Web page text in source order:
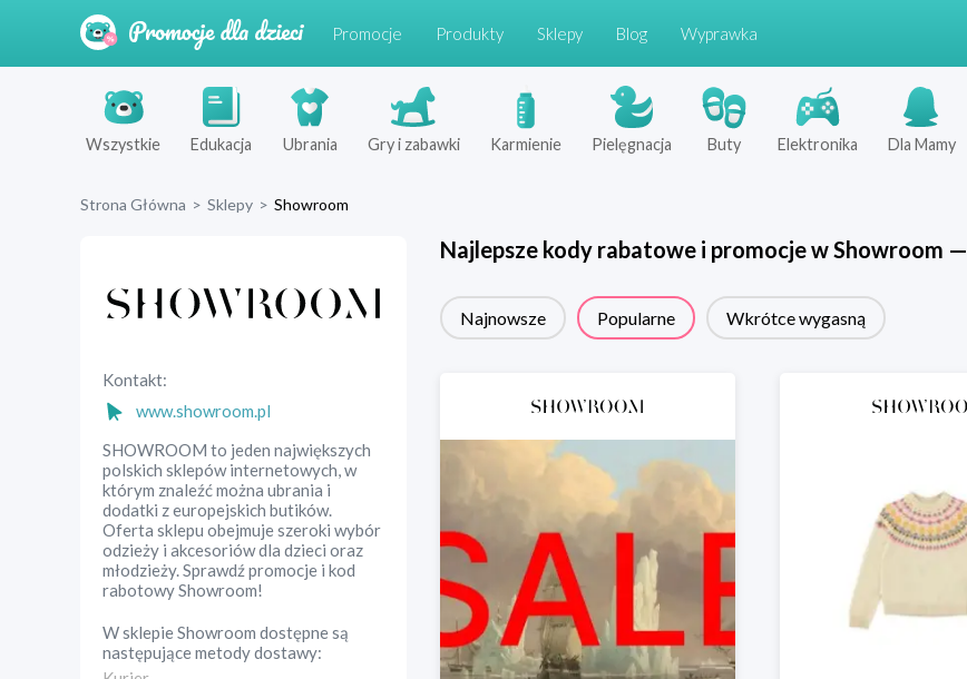
Promocje Produkty Sklepy Blog Wyprawka
Wszystkie Edukacja Ubrania Gry i zabawki Karmienie Pielęgnacja Buty Elektronika Dla Mamy
Strona Główna > Sklepy > Showroom
Kontakt:
www.showroom.pl
SHOWROOM to jeden największych
polskich sklepów internetowych, w
którym znaleźć można ubrania i
dodatki z europejskich butików.
Oferta sklepu obejmuje szeroki wybór
odzieży i akcesoriów dla dzieci oraz
młodzieży. Sprawdź promocje i kod
rabotowy Showroom!
W sklepieShowroom dostępne są
następujące metody dostawy:
Najlepsze kody rabatowe i promocje wShowroom —
Najnowsze Popularne Wkrótce wygasną